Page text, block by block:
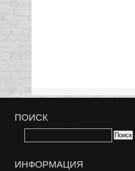
ПОИСК
ИНФОРМАЦИЯ